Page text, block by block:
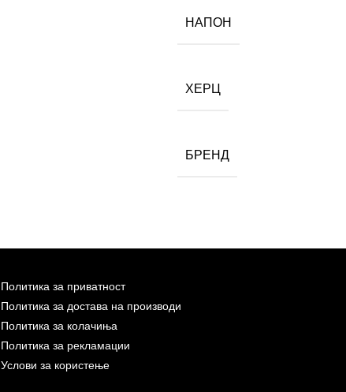
НАПОН
ХЕРЦ
БРЕНД
Политика за приватност
Политика за достава на производи
Политика за колачиња
Политика за рекламации
Услови за користење